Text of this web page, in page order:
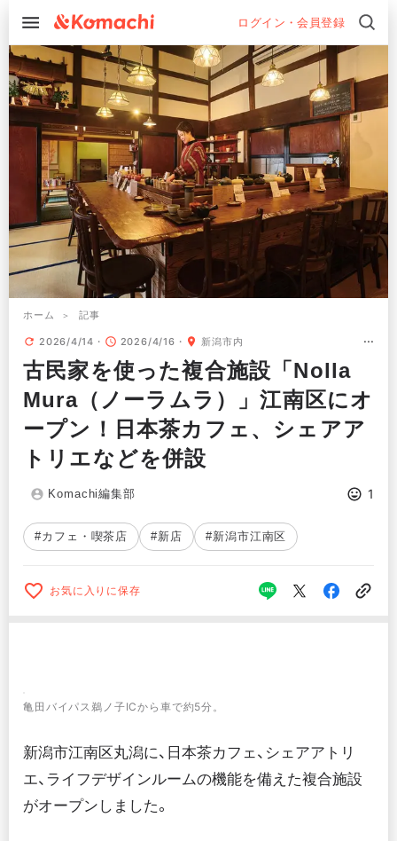
ログイン・会員登録
ホーム 記事
2026/4/14 2026/4/16 新潟市内
古民家を使った複合施設「Nolla
Mura（ノーラムラ）」江南区にオ
ープン！日本茶カフェ、シェアア
トリエなどを併設
Komachi編集部 1
#カフェ・喫茶店 #新店 #新潟市江南区
お気に入りに保存
亀田バイパス鵜ノ子ICから車で約5分。
新潟市江南区丸潟に、日本茶カフェ、シェアアトリ
エ、ライフデザインルームの機能を備えた複合施設
がオープンしました。